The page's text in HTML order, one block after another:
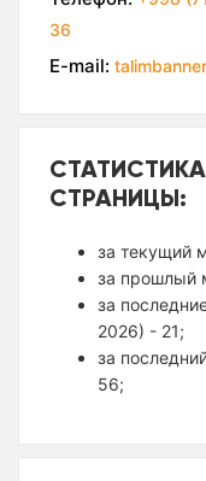
36
E-mail:
СТРАНИЦЫ:
за текущий
за прошлый
за
2026) - 21;
за
56;